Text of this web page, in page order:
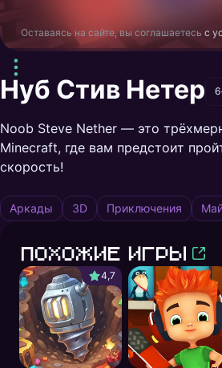
Оставаясь на сайте, вы соглашаетесь с
Нуб Стив Нетер
Noob Steve Nether — это
Minecraft, где вам предстоит
скорость!
Аркады 3D Приключения
Похожие игры
4,7